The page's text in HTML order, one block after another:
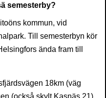
semesterby?
kommun, vid
Till semesterbyn kör
ända fram till
18km (väg
(också skylt Kasnäs 21)